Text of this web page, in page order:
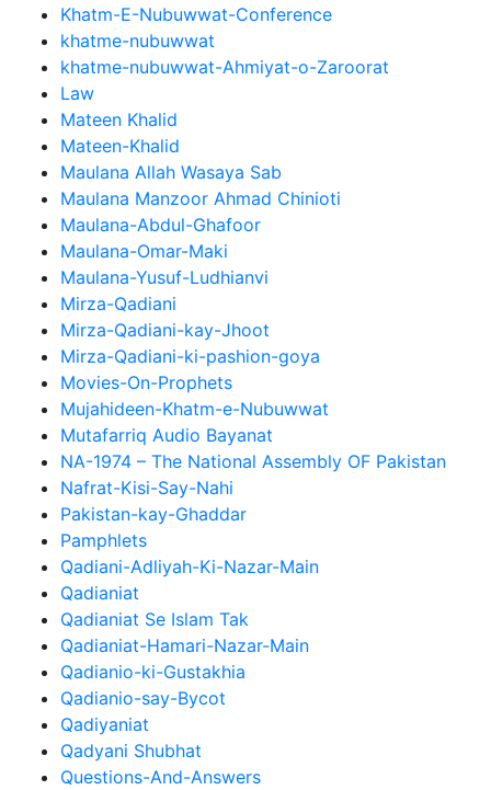
Khatm-E-Nubuwwat-Conference
khatme-nubuwwat
khatme-nubuwwat-Ahmiyat-o-Zaroorat
Law
Mateen Khalid
Mateen-Khalid
Maulana Allah Wasaya Sab
Maulana Manzoor Ahmad Chinioti
Maulana-Abdul-Ghafoor
Maulana-Omar-Maki
Maulana-Yusuf-Ludhianvi
Mirza-Qadiani
Mirza-Qadiani-kay-Jhoot
Mirza-Qadiani-ki-pashion-goya
Movies-On-Prophets
Mujahideen-Khatm-e-Nubuwwat
Mutafarriq Audio Bayanat
NA-1974 – The National Assembly OF Pakistan
Nafrat-Kisi-Say-Nahi
Pakistan-kay-Ghaddar
Pamphlets
Qadiani-Adliyah-Ki-Nazar-Main
Qadianiat
Qadianiat Se Islam Tak
Qadianiat-Hamari-Nazar-Main
Qadianio-ki-Gustakhia
Qadianio-say-Bycot
Qadiyaniat
Qadyani Shubhat
Questions-And-Answers